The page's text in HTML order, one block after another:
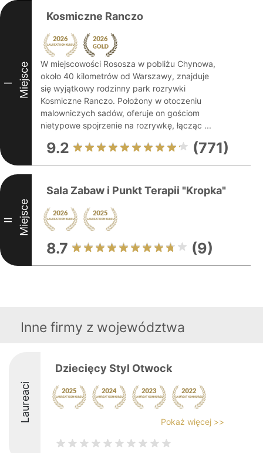
I Miejsce
Kosmiczne Ranczo
W miejscowości Rososza w pobliżu Chynowa,
około 40 kilometrów od Warszawy, znajduje
się wyjątkowy rodzinny park rozrywki
Kosmiczne Ranczo. Położony w otoczeniu
malowniczych sadów, oferuje on gościom
nietypowe spojrzenie na rozrywkę, łącząc ...
9.2 (771)
II Miejsce
Sala Zabaw i Punkt Terapii "Kropka"
8.7 (9)
Inne firmy z województwa
Laureaci
Dziecięcy Styl Otwock
Pokaż więcej >>